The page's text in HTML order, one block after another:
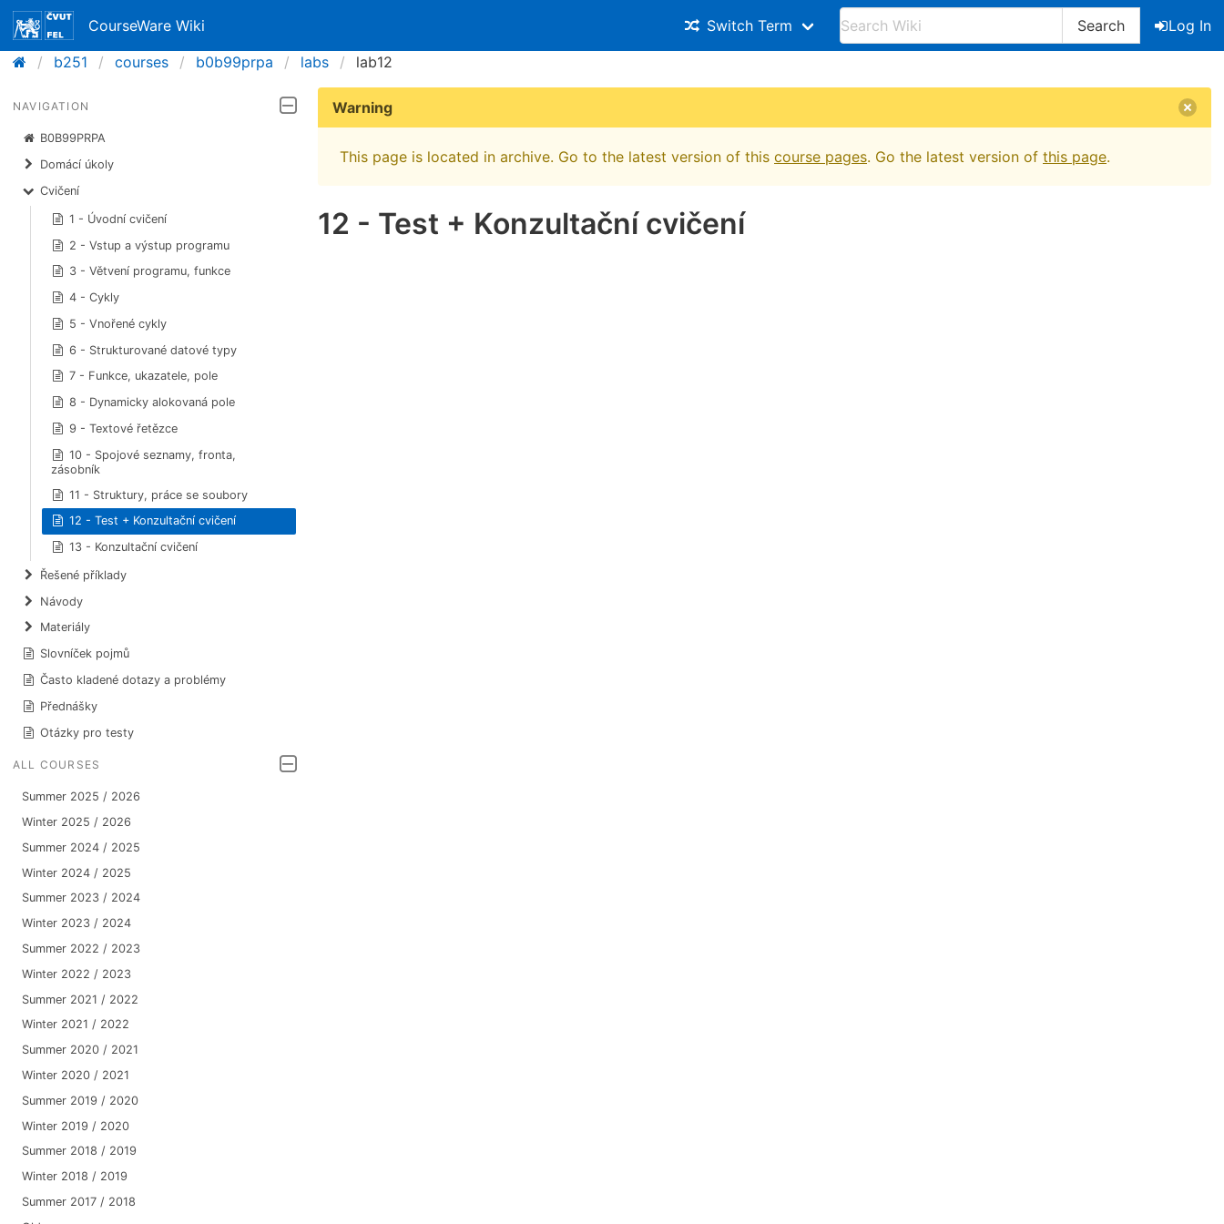
CourseWare Wiki Switch Term Search
Log In
b251
courses b0b99prpa labs lab12
NAVIGATION
B0B99PRPA
Domácí úkoly
Cvičení
1 - Úvodní cvičení
2 - Vstup a výstup programu
3 - Větvení programu, funkce
4 - Cykly
5 - Vnořené cykly
6 - Strukturované datové typy
7 - Funkce, ukazatele, pole
8 - Dynamicky alokovaná pole
9 - Textové řetězce
10 - Spojové seznamy, fronta,
zásobník
11 - Struktury, práce se soubory
12 - Test + Konzultační cvičení
13 - Konzultační cvičení
Řešené příklady
Návody
Materiály
Slovníček pojmů
Často kladené dotazy a problémy
Přednášky
Otázky pro testy
ALL COURSES
Summer 2025 / 2026
Winter 2025 / 2026
Summer 2024 / 2025
Winter 2024 / 2025
Summer 2023 / 2024
Winter 2023 / 2024
Summer 2022 / 2023
Winter 2022 / 2023
Summer 2021 / 2022
Winter 2021 / 2022
Summer 2020 / 2021
Winter 2020 / 2021
Summer 2019 / 2020
Winter 2019 / 2020
Summer 2018 / 2019
Winter 2018 / 2019
Summer 2017 / 2018
Warning
This page is located in archive. Go to the latest version of this course pages. Go the latest version of this page.
12 - Test + Konzultační cvičení